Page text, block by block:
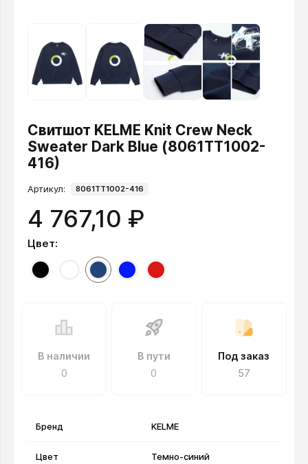
Свитшот KELME Knit Crew Neck
Sweater Dark Blue (8061TT1002-
416)
Артикул: 8061TT1002-416
4 767,10 ₽
Цвет:
В наличии
0
В пути
0
Под заказ
57
Бренд KELME
Цвет Темно-синий